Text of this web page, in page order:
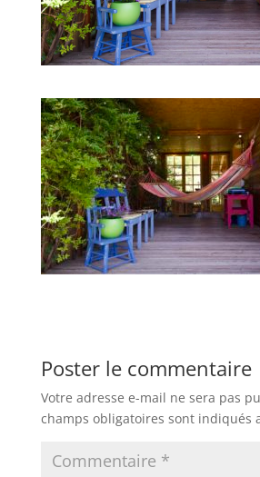
Poster le commentaire
Votre adresse e-mail ne sera pas
champs obligatoires sont indiqués